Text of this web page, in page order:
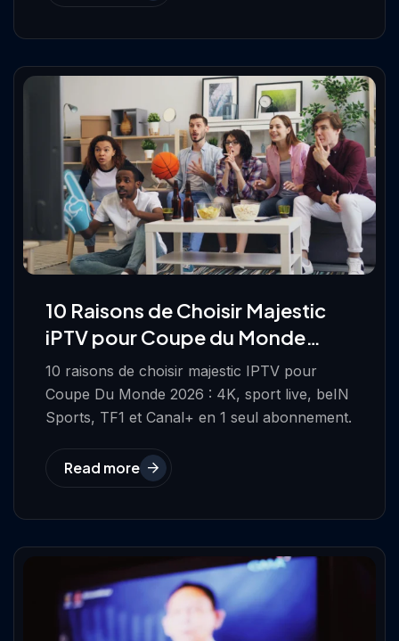
10 Raisons de Choisir Majestic
iPTV pour Coupe du Monde
2026
10 raisons de choisir majestic IPTV pour
Coupe Du Monde 2026 : 4K, sport live, beIN
Sports, TF1 et Canal+ en 1 seul abonnement.
Read more